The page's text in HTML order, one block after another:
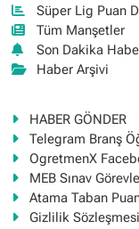
Süper Lig Puan
Tüm Manşetler
Son Dakika
Haber Arşivi
HABER GÖNDER
Telegram Branş
OgretmenX
MEB Sınav
Atama Taban
Gizlilik Sözleşmesi